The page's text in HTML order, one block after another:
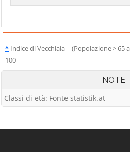
^ Indice di Vecchiaia = (Popolazione >
100
NOTE
Classi di età: Fonte statistik.at